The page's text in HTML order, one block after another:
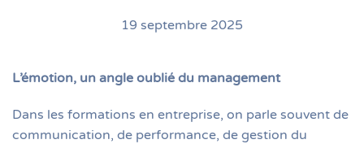
19 septembre 2025
L’émotion, un angle oublié du management
Dans les formations en entreprise, on parle souvent de
communication, de performance, de gestion du